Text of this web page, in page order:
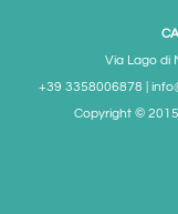
Via Lago di
+39 3358006878 |
Copyright © 2015